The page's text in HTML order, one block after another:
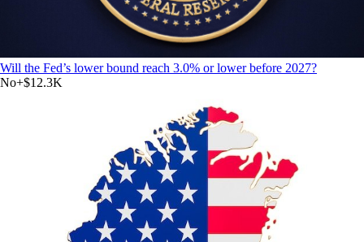
Will the Fed’s lower bound reach 3.0% or lower before 2027?
No+$12.3K